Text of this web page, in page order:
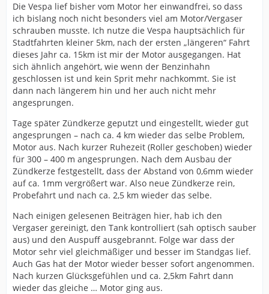
Die Vespa lief bisher vom Motor her einwandfrei, so dass
ich bislang noch nicht besonders viel am Motor/Vergaser
schrauben musste. Ich nutze die Vespa hauptsächlich für
Stadtfahrten kleiner 5km, nach der ersten „längeren“ Fahrt
dieses Jahr ca. 15km ist mir der Motor ausgegangen. Hat
sich ähnlich angehört, wie wenn der Benzinhahn
geschlossen ist und kein Sprit mehr nachkommt. Sie ist
dann nach längerem hin und her auch nicht mehr
angesprungen.
Tage später Zündkerze geputzt und eingestellt, wieder gut
angesprungen – nach ca. 4 km wieder das selbe Problem,
Motor aus. Nach kurzer Ruhezeit (Roller geschoben) wieder
für 300 – 400 m angesprungen. Nach dem Ausbau der
Zündkerze festgestellt, dass der Abstand von 0,6mm wieder
auf ca. 1mm vergrößert war. Also neue Zündkerze rein,
Probefahrt und nach ca. 2,5 km wieder das selbe.
Nach einigen gelesenen Beiträgen hier, hab ich den
Vergaser gereinigt, den Tank kontrolliert (sah optisch sauber
aus) und den Auspuff ausgebrannt. Folge war dass der
Motor sehr viel gleichmäßiger und besser im Standgas lief.
Auch Gas hat der Motor wieder besser sofort angenommen.
Nach kurzen Glücksgefühlen und ca. 2,5km Fahrt dann
wieder das gleiche … Motor ging aus.